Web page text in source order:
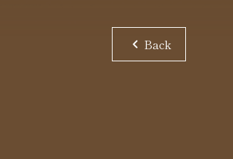
chevron_left Back